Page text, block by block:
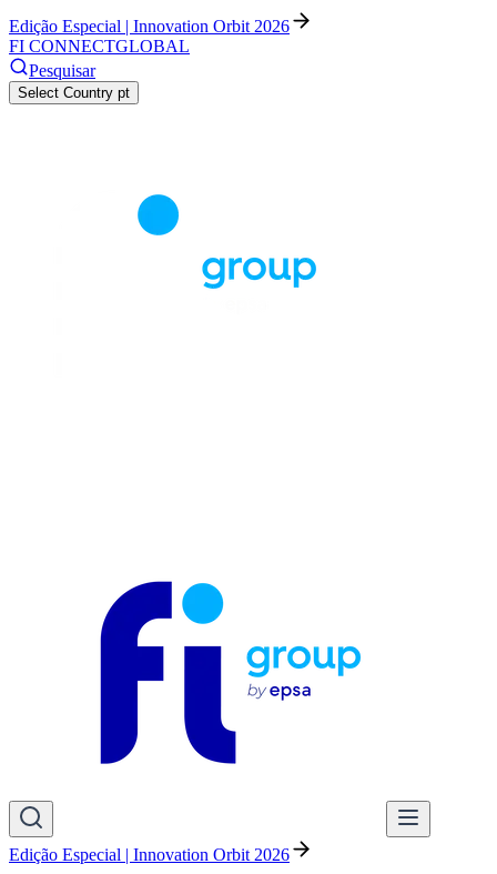
Edição Especial | Innovation Orbit 2026
FI CONNECTGLOBAL
Pesquisar
Select Country pt
Edição Especial | Innovation Orbit 2026